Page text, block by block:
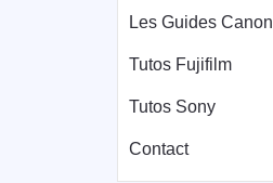
Les Guides Canon
Tutos Fujifilm
Tutos Sony
Contact